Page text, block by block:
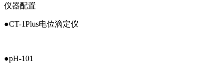
仪器配置
●CT-1Plus电位滴定仪
●pH-101